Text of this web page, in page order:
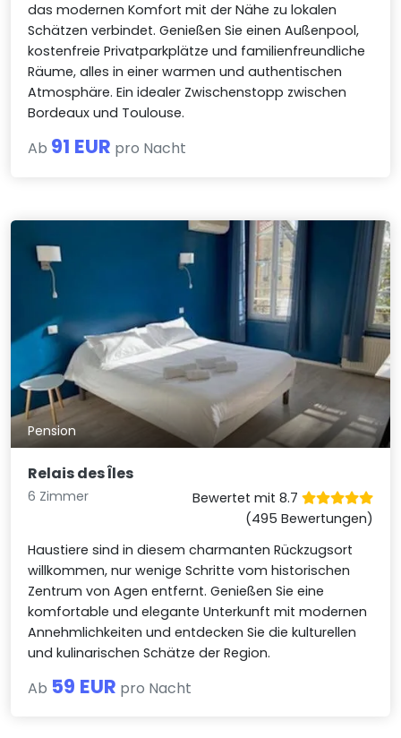
das modernen Komfort mit der Nähe zu lokalen
Schätzen verbindet. Genießen Sie einen Außenpool,
kostenfreie Privatparkplätze und familienfreundliche
Räume, alles in einer warmen und authentischen
Atmosphäre. Ein idealer Zwischenstopp zwischen
Bordeaux und Toulouse.
Ab 91 EUR pro Nacht
Pension
Relais des Îles
6 Zimmer
Bewertet mit 8.7
(495 Bewertungen)
Haustiere sind in diesem charmanten Rückzugsort
willkommen, nur wenige Schritte vom historischen
Zentrum von Agen entfernt. Genießen Sie eine
komfortable und elegante Unterkunft mit modernen
Annehmlichkeiten und entdecken Sie die kulturellen
und kulinarischen Schätze der Region.
Ab 59 EUR pro Nacht